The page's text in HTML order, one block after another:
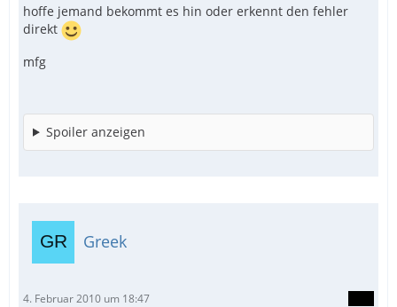
hoffe jemand bekommt es hin oder erkennt den fehler
direkt
mfg
Spoiler anzeigen
Greek
4. Februar 2010 um 18:47